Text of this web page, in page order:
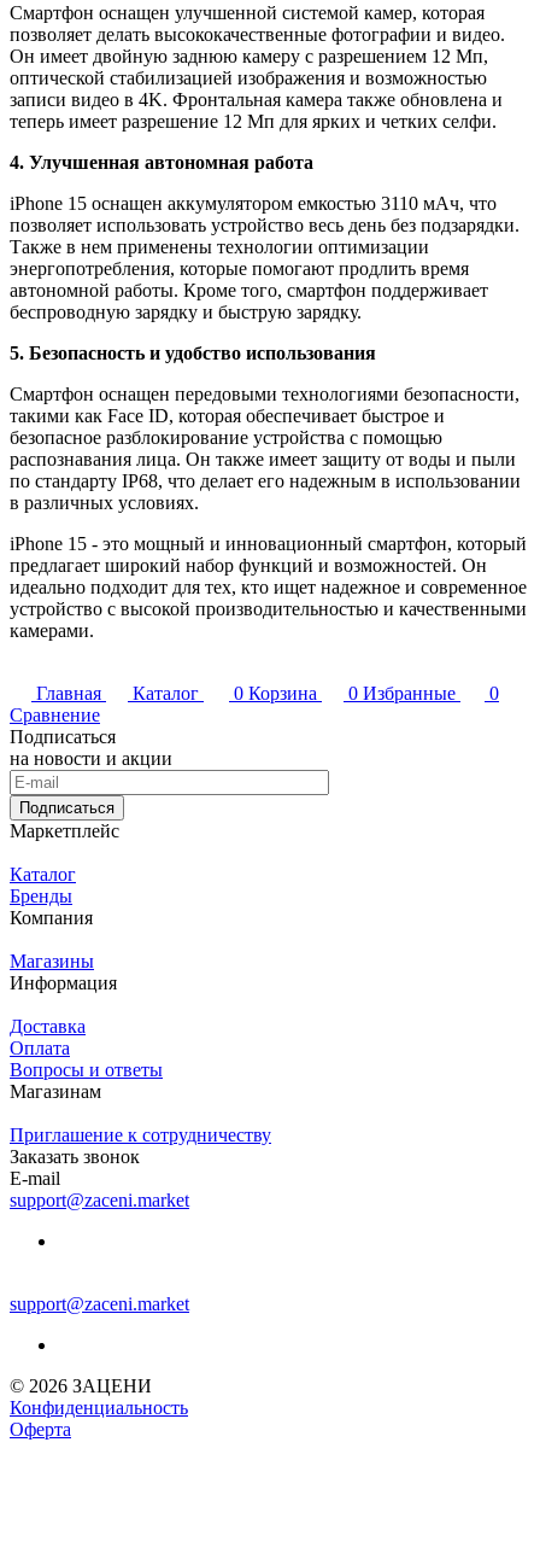
Смартфон оснащен улучшенной системой камер, которая
позволяет делать высококачественные фотографии и видео.
Он имеет двойную заднюю камеру с разрешением 12 Мп,
оптической стабилизацией изображения и возможностью
записи видео в 4K. Фронтальная камера также обновлена и
теперь имеет разрешение 12 Мп для ярких и четких селфи.
4. Улучшенная автономная работа
iPhone 15 оснащен аккумулятором емкостью 3110 мАч, что
позволяет использовать устройство весь день без подзарядки.
Также в нем применены технологии оптимизации
энергопотребления, которые помогают продлить время
автономной работы. Кроме того, смартфон поддерживает
беспроводную зарядку и быструю зарядку.
5. Безопасность и удобство использования
Смартфон оснащен передовыми технологиями безопасности,
такими как Face ID, которая обеспечивает быстрое и
безопасное разблокирование устройства с помощью
распознавания лица. Он также имеет защиту от воды и пыли
по стандарту IP68, что делает его надежным в использовании
в различных условиях.
iPhone 15 - это мощный и инновационный смартфон, который
предлагает широкий набор функций и возможностей. Он
идеально подходит для тех, кто ищет надежное и современное
устройство с высокой производительностью и качественными
камерами.
Главная Каталог 0 Корзина 0 Избранные
0
Сравнение
Подписаться
на новости и акции
Подписаться
Маркетплейс
Каталог
Бренды
Компания
Магазины
Информация
Доставка
Оплата
Вопросы и ответы
Магазинам
Приглашение к сотрудничеству
Заказать звонок
E-mail
support@zaceni.market
support@zaceni.market
© 2026 ЗАЦЕНИ
Конфиденциальность
Оферта